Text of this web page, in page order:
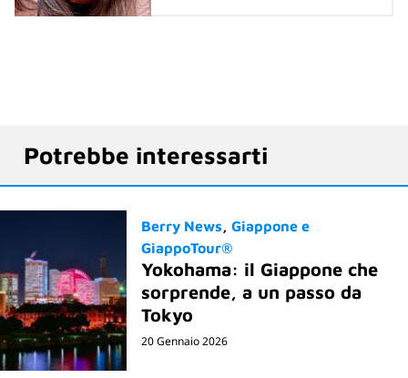
Potrebbe interessarti
Berry News
Giappone e
GiappoTour®
Yokohama: il Giappone che
sorprende, a un passo da
Tokyo
20 Gennaio 2026